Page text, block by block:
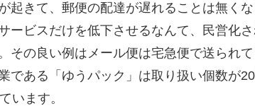
起きて、郵便の配達が遅れることは無くな
ービスだけを低下させるなんて、民営化
その良い例はメール便は宅急便で送られて
である「ゆうパック」は取り扱い個数が
います。